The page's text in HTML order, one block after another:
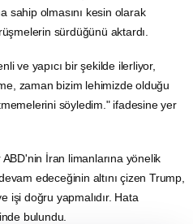
sahip olmasını kesin olarak
sürdüğünü aktardı.
ve yapıcı bir şekilde ilerliyor,
zaman bizim lehimizde olduğu
söyledim." ifadesine yer
İran limanlarına yönelik
edeceğinin altını çizen Trump,
işi doğru yapmalıdır. Hata
bulundu.